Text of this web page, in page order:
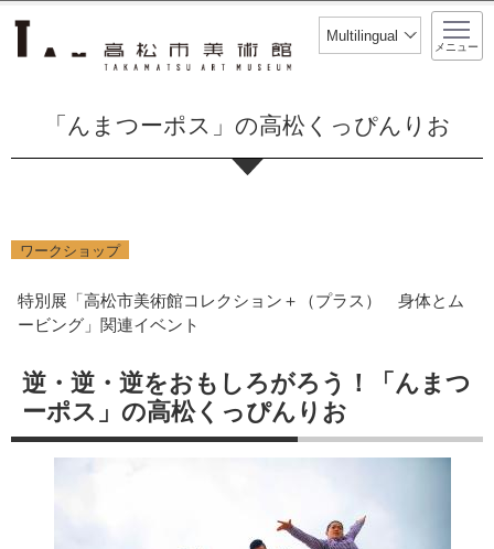
Multilingual
メニュー
「んまつーポス」の高松くっぴんりお
ワークショップ
特別展「高松市美術館コレクション＋（プラス） 身体とム
ービング」関連イベント
逆・逆・逆をおもしろがろう！「んまつ
ーポス」の高松くっぴんりお